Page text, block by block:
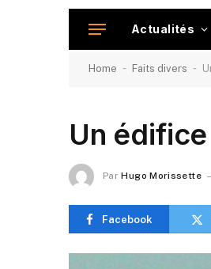
Actualités
Home - Faits divers -
Un
Par Hugo Morissette
Facebook